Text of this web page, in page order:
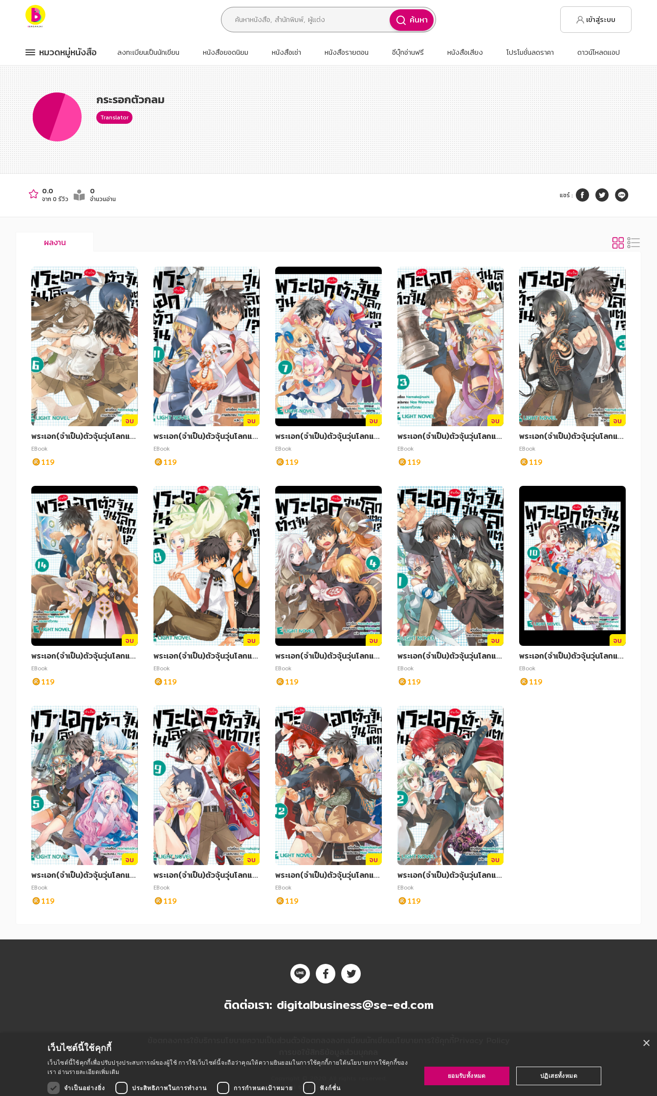
หมวดหมู่หนังสือ
หมวดหมู่ยอดนิยม
หนังสือออกใหม่
หนังสือยอดนิยม
หนังสือเช่า
อีบุ๊กอ่านฟรี
หนังสือเสียง
โปรโมชั่นลดราคา
หมวดหมู่หนังสือ
อาหาร สุขภาพ การแพทย์
ศาสนา และปรัชญา
กฎหมาย สัญญา ภาษี
การเงิน การลงทุน บริหาร
นิตยสาร หนังสือพิมพ์
ครอบครัว
วรรณกรรม
การเกษตร ชีววิทยา
การเรียน การศึกษา
เทคโนโลยี การสื่อสาร วิทยาศาสตร์
ภาษาศาสตร์
หนังสือเด็ก
การพัฒนาตนเอง
ความรู้ทั่วไป
การ์ตูนความรู้ การ์ตูน
การ์ตูนมังงะ (Manga)
ค้นหา เข้าสู่ระบบ
หมวดหมู่หนังสือ
หมวดหมู่หนังสือ
หมวดหมู่ยอดนิยม
หนังสือออกใหม่
หนังสือยอดนิยม
หนังสือเช่า
อีบุ๊กอ่านฟรี
หนังสือเสียง
โปรโมชั่นลดราคา
หมวดหมู่หนังสือ
อาหาร สุขภาพ การแพทย์
ศาสนา และปรัชญา
กฎหมาย สัญญา ภาษี
การเงิน การลงทุน บริหาร
นิตยสาร หนังสือพิมพ์
ครอบครัว
วรรณกรรม
การเกษตร ชีววิทยา
การเรียน การศึกษา
เทคโนโลยี การสื่อสาร วิทยาศาสตร์
ภาษาศาสตร์
หนังสือเด็ก
การพัฒนาตนเอง
ความรู้ทั่วไป
การ์ตูนความรู้ การ์ตูน
การ์ตูนมังงะ (Manga)
ลงทะเบียนเป็นนักเขียน หนังสือยอดนิยม หนังสือเช่า หนังสือรายตอน อีบุ๊กอ่านฟรี หนังสือเสียง โปรโมชั่นลดราคา ดาวน์โหลดแอป
กระรอกตัวกลม
Translator
0.0
จาก 0 รีวิว
0
จำนวนอ่าน แชร์:
ผลงาน
จบ
พระเอก(จำเป็น)ตัวจุ้นวุ่นโลกแต
ก เล่ม 6
EBook
119
จบ
พระเอก(จำเป็น)ตัวจุ้นวุ่นโลกแต
ก เล่ม 11
EBook
119
จบ
พระเอก(จำเป็น)ตัวจุ้นวุ่นโลกแต
ก เล่ม 7
EBook
119
จบ
พระเอก(จำเป็น)ตัวจุ้นวุ่นโลกแต
ก เล่ม 13
EBook
119
จบ
พระเอก(จำเป็น)ตัวจุ้นวุ่นโลกแต
ก เล่ม 3
EBook
119
จบ
พระเอก(จำเป็น)ตัวจุ้นวุ่นโลกแต
ก เล่ม 14
EBook
119
จบ
พระเอก(จำเป็น)ตัวจุ้นวุ่นโลกแต
ก เล่ม 8
EBook
119
จบ
พระเอก(จำเป็น)ตัวจุ้นวุ่นโลกแต
ก เล่ม 4
EBook
119
จบ
พระเอก(จำเป็น)ตัวจุ้นวุ่นโลกแต
ก เล่ม 1
EBook
119
จบ
พระเอก(จำเป็น)ตัวจุ้นวุ่นโลกแต
ก เล่ม 10
EBook
119
จบ
พระเอก(จำเป็น)ตัวจุ้นวุ่นโลกแต
ก เล่ม 5
EBook
119
จบ
พระเอก(จำเป็น)ตัวจุ้นวุ่นโลกแต
ก เล่ม 9
EBook
119
จบ
พระเอก(จำเป็น)ตัวจุ้นวุ่นโลกแต
ก เล่ม 12
EBook
119
จบ
พระเอก(จำเป็น)ตัวจุ้นวุ่นโลกแต
ก เล่ม 2
EBook
119
ติดต่อเรา: digitalbusiness@se-ed.com
Powered by Fibplat
×
เว็บไซต์นี้ใช้คุกกี้
เว็บไซต์นี้ใช้คุกกี้เพื่อปรับปรุงประสบการณ์ของผู้ใช้ การใช้เว็บไซต์นี้จะถือว่าคุณให้ความยินยอมในการใช้คุกกี้ภายใต้นโยบายการใช้คุกกี้ของ
เรา อ่านรายละเอียดเพิ่มเติม
จำเป็นอย่างยิ่ง
ประสิทธิภาพในการทำงาน การกำหนดเป้าหมาย ฟังก์ชั่น
ยอมรับทั้งหมด ปฏิเสธทั้งหมด